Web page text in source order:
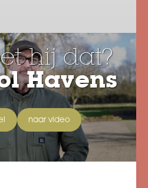
hij dat?
Havens
naar video